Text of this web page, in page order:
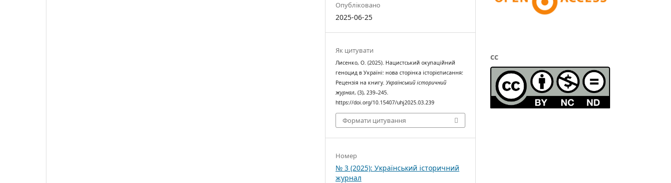
Опубліковано
2025-06-25
Як цитувати
Лисенко, О. (2025). Нацистський окупаційний
геноцид в Україні: нова сторінка історієписання:
Рецензія на книгу.Український історичний
журнал, (3), 239–245.
https://doi.org/10.15407/uhj2025.03.239
Формати цитування
Номер
№ 3 (2025): Український історичний
журнал
cc